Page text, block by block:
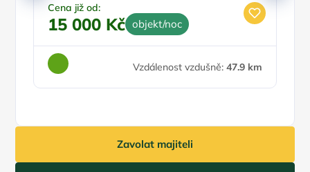
Cena již od:
15 000 Kč objekt/noc
Vzdálenost vzdušně: 47.9 km
Zavolat majiteli